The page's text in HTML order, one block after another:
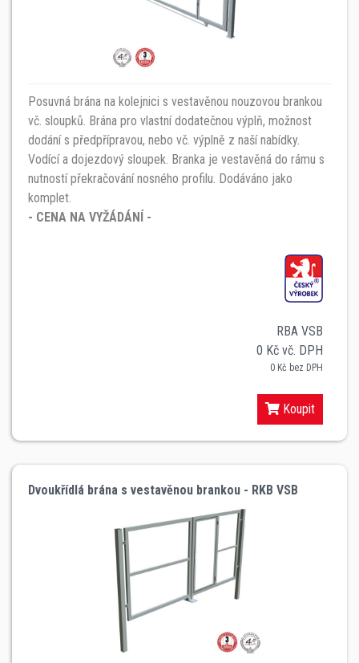
Posuvná brána na kolejnici s vestavěnou nouzovou brankou
vč. sloupků. Brána pro vlastní dodatečnou výplň, možnost
dodání s předpřípravou, nebo vč. výplně z naší nabídky.
Vodící a dojezdový sloupek. Branka je vestavěná do rámu s
nutností překračování nosného profilu. Dodáváno jako
komplet.
- CENA NA VYŽÁDÁNÍ -
RBA VSB
0 Kč vč. DPH
0 Kč bez DPH
Koupit
Dvoukřídlá brána s vestavěnou brankou - RKB VSB